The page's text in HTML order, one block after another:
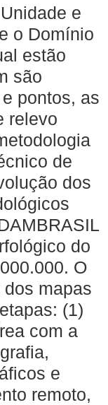
e
o Domínio
estão
são
pontos, as
relevo
de
dos
do
O
mapas
(1)
com a
e
remoto,